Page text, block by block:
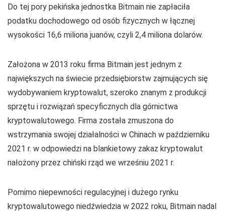
Do tej pory pekińska jednostka Bitmain nie zapłaciła
podatku dochodowego od osób fizycznych w łącznej
wysokości 16,6 miliona juanów, czyli 2,4 miliona dolarów.
Założona w 2013 roku firma Bitmain jest jednym z
największych na świecie przedsiębiorstw zajmujących się
wydobywaniem kryptowalut, szeroko znanym z produkcji
sprzętu i rozwiązań specyficznych dla górnictwa
kryptowalutowego. Firma została zmuszona do
wstrzymania swojej działalności w Chinach w październiku
2021 r. w odpowiedzi na blankietowy zakaz kryptowalut
nałożony przez chiński rząd we wrześniu 2021 r.
Pomimo niepewności regulacyjnej i dużego rynku
kryptowalutowego niedźwiedzia w 2022 roku, Bitmain nadal